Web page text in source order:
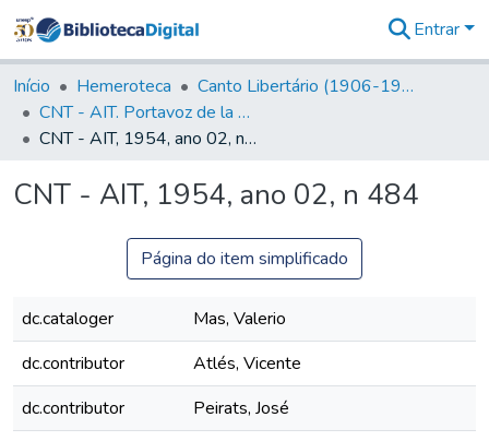
&
Coleções
Tudo na
Biblioteca
Estatísticas
Entrar
Início Hemeroteca
Canto Libertário (1906-1995)
CNT - AIT. Portavoz de la C.N.T de España en el Exilio
CNT - AIT, 1954, ano 02, n 484
CNT - AIT, 1954, ano 02, n 484
Página do item simplificado
dc.cataloger
Mas, Valerio
dc.contributor
Atlés, Vicente
dc.contributor
Peirats, José